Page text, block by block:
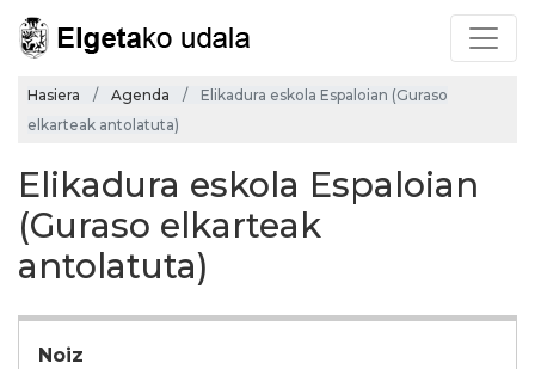
Hasiera Agenda
Elikadura eskola Espaloian (Guraso
elkarteak antolatuta)
Elikadura eskola Espaloian
(Guraso elkarteak
antolatuta)
Noiz